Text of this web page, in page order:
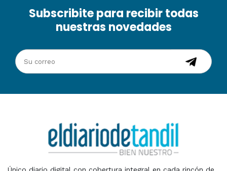
Subscribite para recibir todas
nuestras novedades